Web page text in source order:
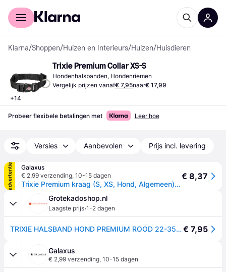
Voor shoppers
Klarna/Shoppen/Huizen en Interieurs/Huizen/Huisdieren
+14
Trixie Premium Collar XS-S
Hondenhalsbanden, Hondenriemen
Vergelijk prijzen vanaf€ 7,95naar€ 17,99
Probeer flexibele betalingen met Leer hoe
Versies Aanbevolen Prijs incl. levering
advertentie
Galaxus
€ 2,99 verzending, 10-15 dagen
Trixie Premium kraag (S, XS, Hond, Algemeen), Kraag + Leiband
€ 8,37
Grotekadoshop.nl
Laagste prijs·1-2 dagen
TRIXIE HALSBAND HOND PREMIUM ROOD 22-35X1 CM€ 7,95
Galaxus
€ 2,99 verzending, 10-15 dagen